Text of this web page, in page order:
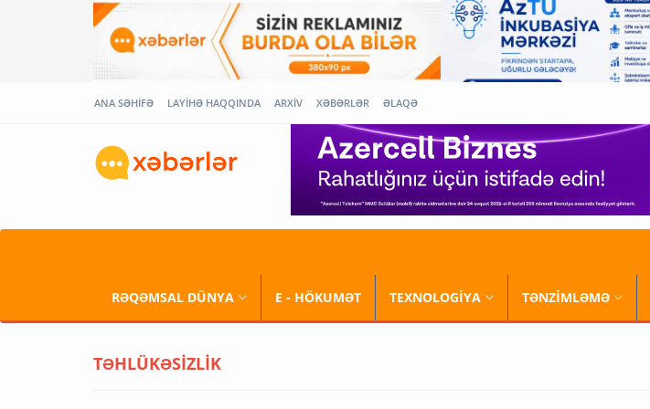
ANA SƏHİFƏ LAYİHƏ HAQQINDA ARXİV XƏBƏRLƏR ƏLAQƏ
RƏQƏMSAL DÜNYA E - HÖKUMƏT TEXNOLOGİYA TƏNZİMLƏMƏ
TƏHLÜKƏSİZLİK